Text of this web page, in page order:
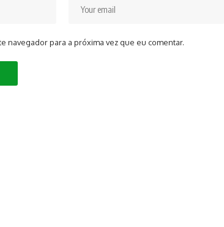
navegador para a próxima vez que eu comentar.